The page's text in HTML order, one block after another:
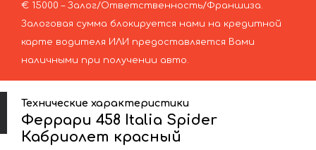
€ 15000 – Залог/Ответственность/Франшиза.
Залоговая сумма блокируется нами на кредитной
карте водителя ИЛИ предоставляется Вами
наличными при получении авто.
Технические характеристики
Феррари 458 Italia Spider
Кабриолет красный